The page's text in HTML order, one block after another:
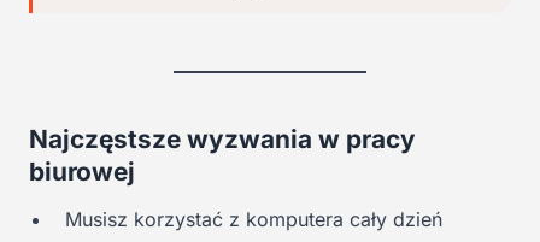
Najczęstsze wyzwania w pracy
biurowej
Musisz korzystać z komputera cały dzień